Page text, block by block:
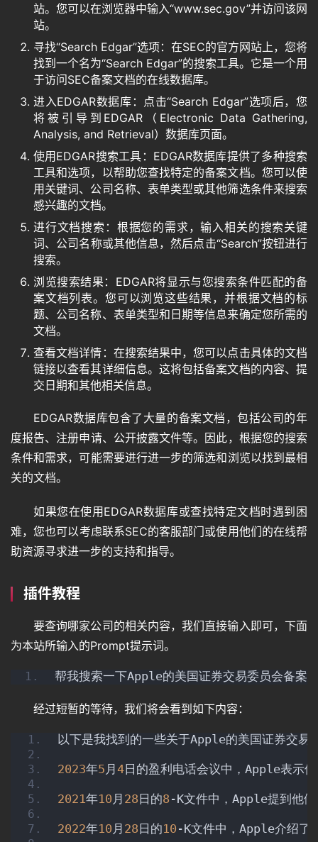
站。您可以在浏览器中输入“www.sec.gov”并访问该网
站。
寻找“Search Edgar”选项：在SEC的官方网站上，您将
找到一个名为“Search Edgar”的搜索工具。它是一个用
于访问SEC备案文档的在线数据库。
进入EDGAR数据库：点击“Search Edgar”选项后，您
将被引导到EDGAR（Electronic Data Gathering,
Analysis, and Retrieval）数据库页面。
使用EDGAR搜索工具：EDGAR数据库提供了多种搜索
工具和选项，以帮助您查找特定的备案文档。您可以使
用关键词、公司名称、表单类型或其他筛选条件来搜索
感兴趣的文档。
进行文档搜索：根据您的需求，输入相关的搜索关键
词、公司名称或其他信息，然后点击“Search”按钮进行
搜索。
浏览搜索结果：EDGAR将显示与您搜索条件匹配的备
案文档列表。您可以浏览这些结果，并根据文档的标
题、公司名称、表单类型和日期等信息来确定您所需的
文档。
查看文档详情：在搜索结果中，您可以点击具体的文档
链接以查看其详细信息。这将包括备案文档的内容、提
交日期和其他相关信息。
EDGAR数据库包含了大量的备案文档，包括公司的年
度报告、注册申请、公开披露文件等。因此，根据您的搜索
条件和需求，可能需要进行进一步的筛选和浏览以找到最相
关的文档。
如果您在使用EDGAR数据库或查找特定文档时遇到困
难，您也可以考虑联系SEC的客服部门或使用他们的在线帮
助资源寻求进一步的支持和指导。
插件教程
要查询哪家公司的相关内容，我们直接输入即可，下面
为本站所输入的Prompt提示词。
帮我搜索一下Apple的美国证券交易委员会备案
经过短暂的等待，我们将会看到如下内容：
以下是我找到的一些关于Apple的美国证券交易
2023年5 月4日的盈利电话会议中，Apple表示
2021年10 月 28日的8 -K文件中，Apple提到
2022年10 月 28日的10 -K文件中，Apple介绍了